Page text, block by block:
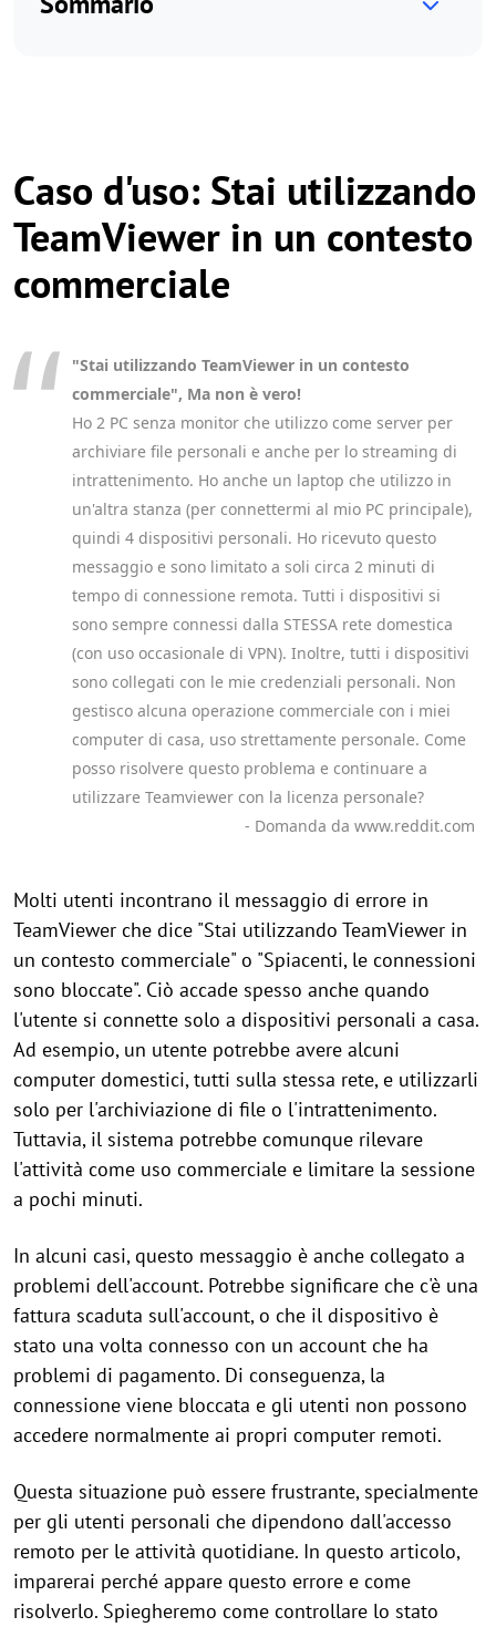
Caso d'uso: Stai utilizzando
TeamViewer in un contesto
commerciale
"Stai utilizzando TeamViewer in un contesto
commerciale", Ma non è vero!
Ho 2 PC senza monitor che utilizzo come server per
archiviare file personali e anche per lo streaming di
intrattenimento. Ho anche un laptop che utilizzo in
un'altra stanza (per connettermi al mio PC principale),
quindi 4 dispositivi personali. Ho ricevuto questo
messaggio e sono limitato a soli circa 2 minuti di
tempo di connessione remota. Tutti i dispositivi si
sono sempre connessi dalla STESSA rete domestica
(con uso occasionale di VPN). Inoltre, tutti i dispositivi
sono collegati con le mie credenziali personali. Non
gestisco alcuna operazione commerciale con i miei
computer di casa, uso strettamente personale. Come
posso risolvere questo problema e continuare a
utilizzare Teamviewer con la licenza personale?
- Domanda da www.reddit.com
Molti utenti incontrano il messaggio di errore in
TeamViewer che dice "Stai utilizzando TeamViewer in
un contesto commerciale" o "Spiacenti, le connessioni
sono bloccate". Ciò accade spesso anche quando
l'utente si connette solo a dispositivi personali a casa.
Ad esempio, un utente potrebbe avere alcuni
computer domestici, tutti sulla stessa rete, e utilizzarli
solo per l'archiviazione di file o l'intrattenimento.
Tuttavia, il sistema potrebbe comunque rilevare
l'attività come uso commerciale e limitare la sessione
a pochi minuti.
In alcuni casi, questo messaggio è anche collegato a
problemi dell'account. Potrebbe significare che c'è una
fattura scaduta sull'account, o che il dispositivo è
stato una volta connesso con un account che ha
problemi di pagamento. Di conseguenza, la
connessione viene bloccata e gli utenti non possono
accedere normalmente ai propri computer remoti.
Questa situazione può essere frustrante, specialmente
per gli utenti personali che dipendono dall'accesso
remoto per le attività quotidiane. In questo articolo,
imparerai perché appare questo errore e come
risolverlo. Spiegheremo come controllare lo stato